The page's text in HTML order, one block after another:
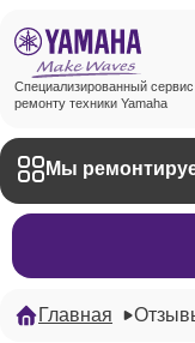
Специализированный
ремонту техники Yamaha
Мы
Главная